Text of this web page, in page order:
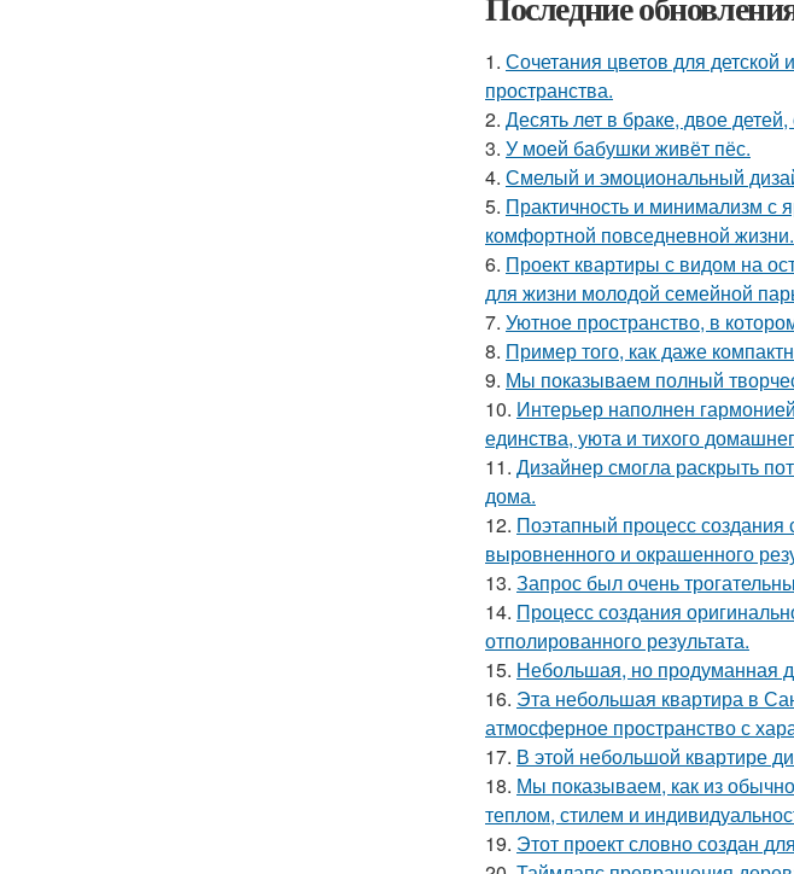
1. Сочетания цветов для
пространства.
2. Десять лет в браке, двое
3. У моей бабушки живёт пёс.
4. Смелый и эмоциональный
5. Практичность и минимализм с
комфортной повседневной жизни.
6. Проект квартиры с видом на
для жизни молодой семейной
7. Уютное пространство, в
8. Пример того, как даже
9. Мы показываем полный
10. Интерьер наполнен
единства, уюта и тихого
11. Дизайнер смогла раскрыть
дома.
12. Поэтапный процесс создания
выровненного и окрашенного
13. Запрос был очень
14. Процесс создания
отполированного результата.
15. Небольшая, но продуманная
16. Эта небольшая квартира в
атмосферное пространство с
17. В этой небольшой квартире
18. Мы показываем, как из
теплом, стилем и
19. Этот проект словно создан